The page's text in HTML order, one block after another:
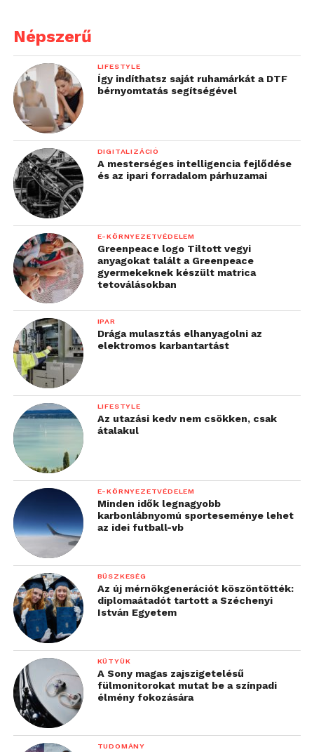
Népszerű
LIFESTYLE
Így indíthatsz saját ruhamárkát a DTF
bérnyomtatás segítségével
DIGITALIZÁCIÓ
A mesterséges intelligencia fejlődése
és az ipari forradalom párhuzamai
E-KÖRNYEZETVÉDELEM
Greenpeace logo Tiltott vegyi
anyagokat talált a Greenpeace
gyermekeknek készült matrica
tetoválásokban
IPAR
Drága mulasztás elhanyagolni az
elektromos karbantartást
LIFESTYLE
Az utazási kedv nem csökken, csak
átalakul
E-KÖRNYEZETVÉDELEM
Minden idők legnagyobb
karbonlábnyomú sporteseménye lehet
az idei futball-vb
BÜSZKESÉG
Az új mérnökgenerációt köszöntötték:
diplomaátadót tartott a Széchenyi
István Egyetem
KÜTYÜK
A Sony magas zajszigetelésű
fülmonitorokat mutat be a színpadi
élmény fokozására
TUDOMÁNY